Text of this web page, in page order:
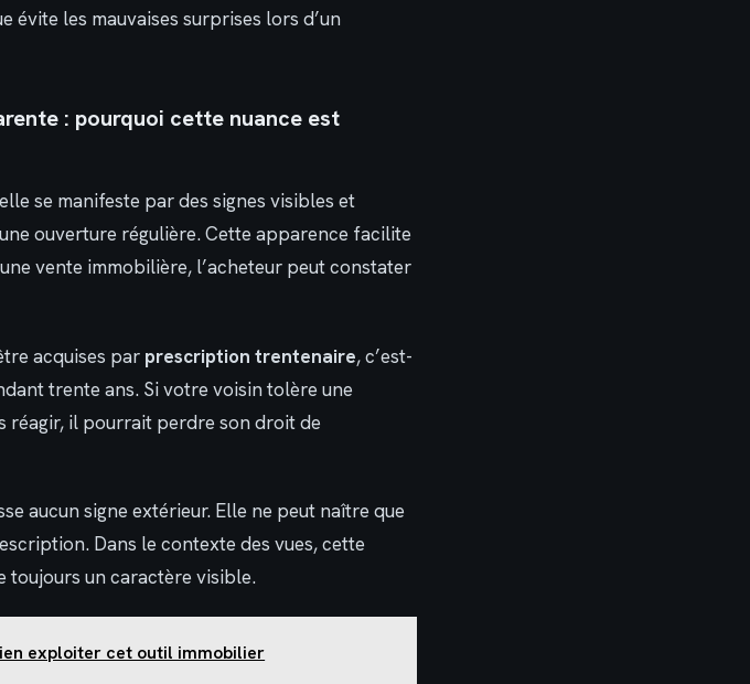
les mauvaises surprises lors d’un
: pourquoi cette nuance est
se manifeste par des signes visibles et
ouverture régulière. Cette apparence facilite
vente immobilière, l’acheteur peut constater
acquises par prescription trentenaire, c’est-
trente ans. Si votre voisin tolère une
réagir, il pourrait perdre son droit de
aucun signe extérieur. Elle ne peut naître que
Dans le contexte des vues, cette
toujours un caractère visible.
exploiter cet outil immobilier